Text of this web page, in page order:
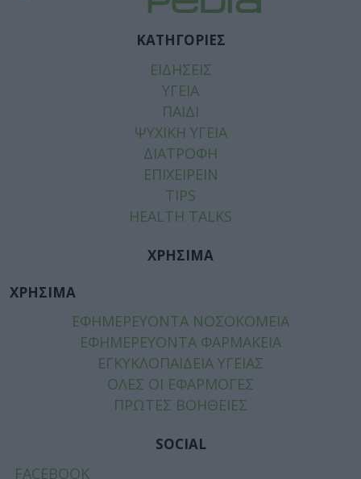
ΚΑΤΗΓΟΡΙΕΣ
ΕΙΔΗΣΕΙΣ
ΥΓΕΙΑ
ΠΑΙΔΙ
ΨΥΧΙΚΗ ΥΓΕΙΑ
ΔΙΑΤΡΟΦΗ
ΕΠΙΧΕΙΡΕΙΝ
TIPS
HEALTH TALKS
ΧΡΗΣΙΜΑ
ΧΡΗΣΙΜΑ
ΕΦΗΜΕΡΕΥΟΝΤΑ ΝΟΣΟΚΟΜΕΙΑ
ΕΦΗΜΕΡΕΥΟΝΤΑ ΦΑΡΜΑΚΕΙΑ
ΕΓΚΥΚΛΟΠΑΙΔΕΙΑ ΥΓΕΙΑΣ
ΟΛΕΣ ΟΙ ΕΦΑΡΜΟΓΕΣ
ΠΡΩΤΕΣ ΒΟΗΘΕΙΕΣ
SOCIAL
FACEBOOK